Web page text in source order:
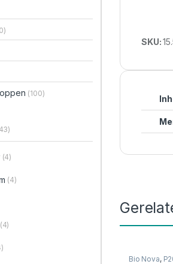
SKU:
Bio Nova,
(100)
(4)
(4)
(4)